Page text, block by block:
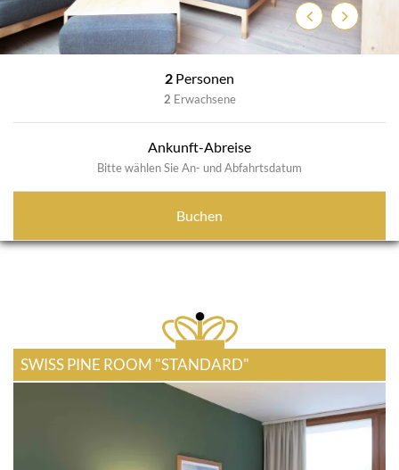
Previous
Next
2 Personen
2 Erwachsene
Ankunft-Abreise
Bitte wählen Sie An- und Abfahrtsdatum
Buchen
SWISS PINE ROOM "STANDARD"